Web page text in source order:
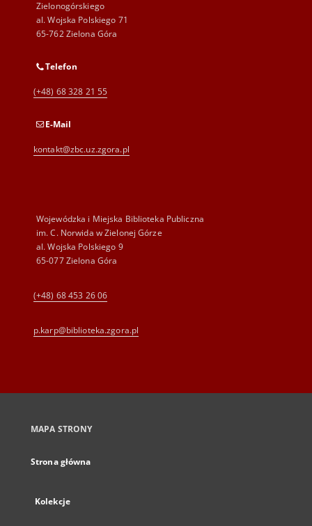
Zielonogórskiego
al. Wojska Polskiego 71
65-762 Zielona Góra
Telefon
(+48) 68 328 21 55
E-Mail
kontakt@zbc.uz.zgora.pl
Wojewódzka i Miejska Biblioteka Publiczna
im. C. Norwida w Zielonej Górze
al. Wojska Polskiego 9
65-077 Zielona Góra
(+48) 68 453 26 06
p.karp@biblioteka.zgora.pl
MAPA STRONY
Strona główna
Kolekcje